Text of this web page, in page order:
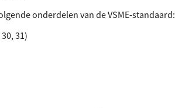
onderdelen van deVSME-standaard:
31)